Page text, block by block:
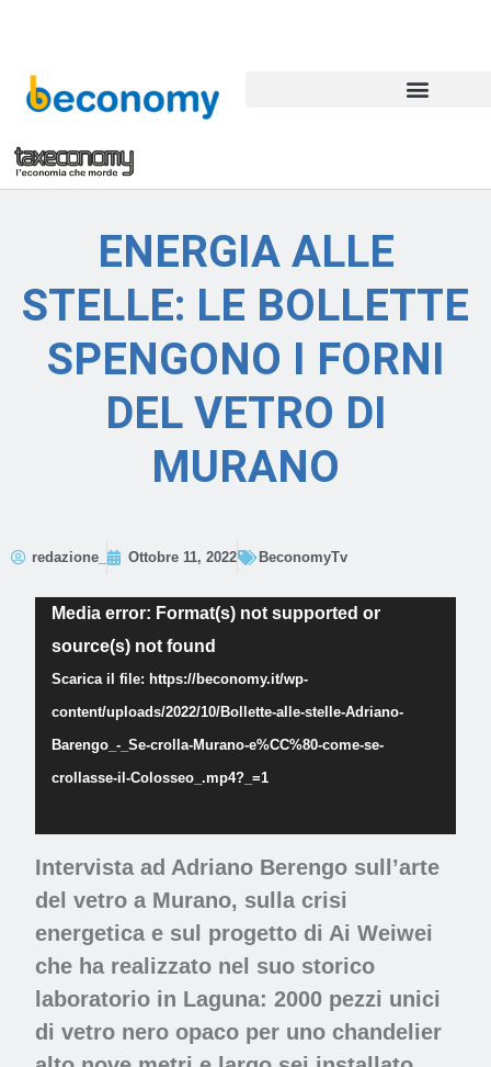
ENERGIA ALLE
STELLE: LE BOLLETTE
SPENGONO I FORNI
DEL VETRO DI
MURANO
redazione_ Ottobre 11, 2022 BeconomyTv
Video
Player
Media error: Format(s) not supported or
source(s) not found
Scarica il file: https://beconomy.it/wp-
content/uploads/2022/10/Bollette-alle-stelle-Adriano-
Barengo_-_Se-crolla-Murano-e%CC%80-come-se-
crollasse-il-Colosseo_.mp4?_=1
Intervista ad Adriano Berengo sull’arte
del vetro a Murano, sulla crisi
energetica e sul progetto di Ai Weiwei
che ha realizzato nel suo storico
laboratorio in Laguna: 2000 pezzi unici
di vetro nero opaco per uno chandelier